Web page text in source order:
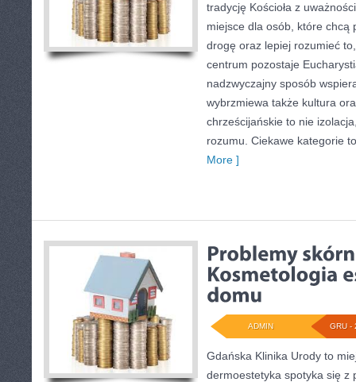
tradycję Kościoła z
miejsce dla osób, które chcą
drogę oraz lepiej rozumieć
centrum pozostaje
nadzwyczajny sposób
wybrzmiewa także kultura
chrześcijańskie to nie
rozumu. Ciekawe kategorie
More ]
GRU -
ADMIN
Gdańska Klinika Urody to
dermoestetyka spotyka się z